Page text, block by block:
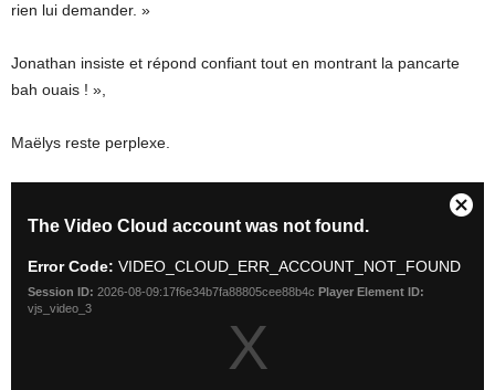
rien lui demander. »
Jonathan insiste et répond confiant tout en montrant la pancarte
bah ouais ! »,
Maëlys reste perplexe.